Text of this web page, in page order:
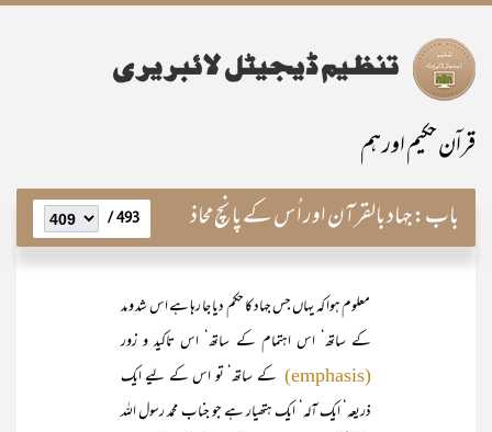
قراۤن حکیم اور ہم
باب:جہاد بالقرآن اور اُس کے پانچ محاذ 493 /
معلوم ہوا کہ یہاں جس جہاد کا حکم دیا جا رہا ہے اس شد و مد
کے ساتھ‘ اس اہتمام کے ساتھ‘ اس تاکید و زور
(emphasis)
کے ساتھ‘ تو اس کے لیے ایک
ذریعہ‘ ایک آلہ‘ ایک ہتھیار ہے جو جناب محمد رسول اللہ